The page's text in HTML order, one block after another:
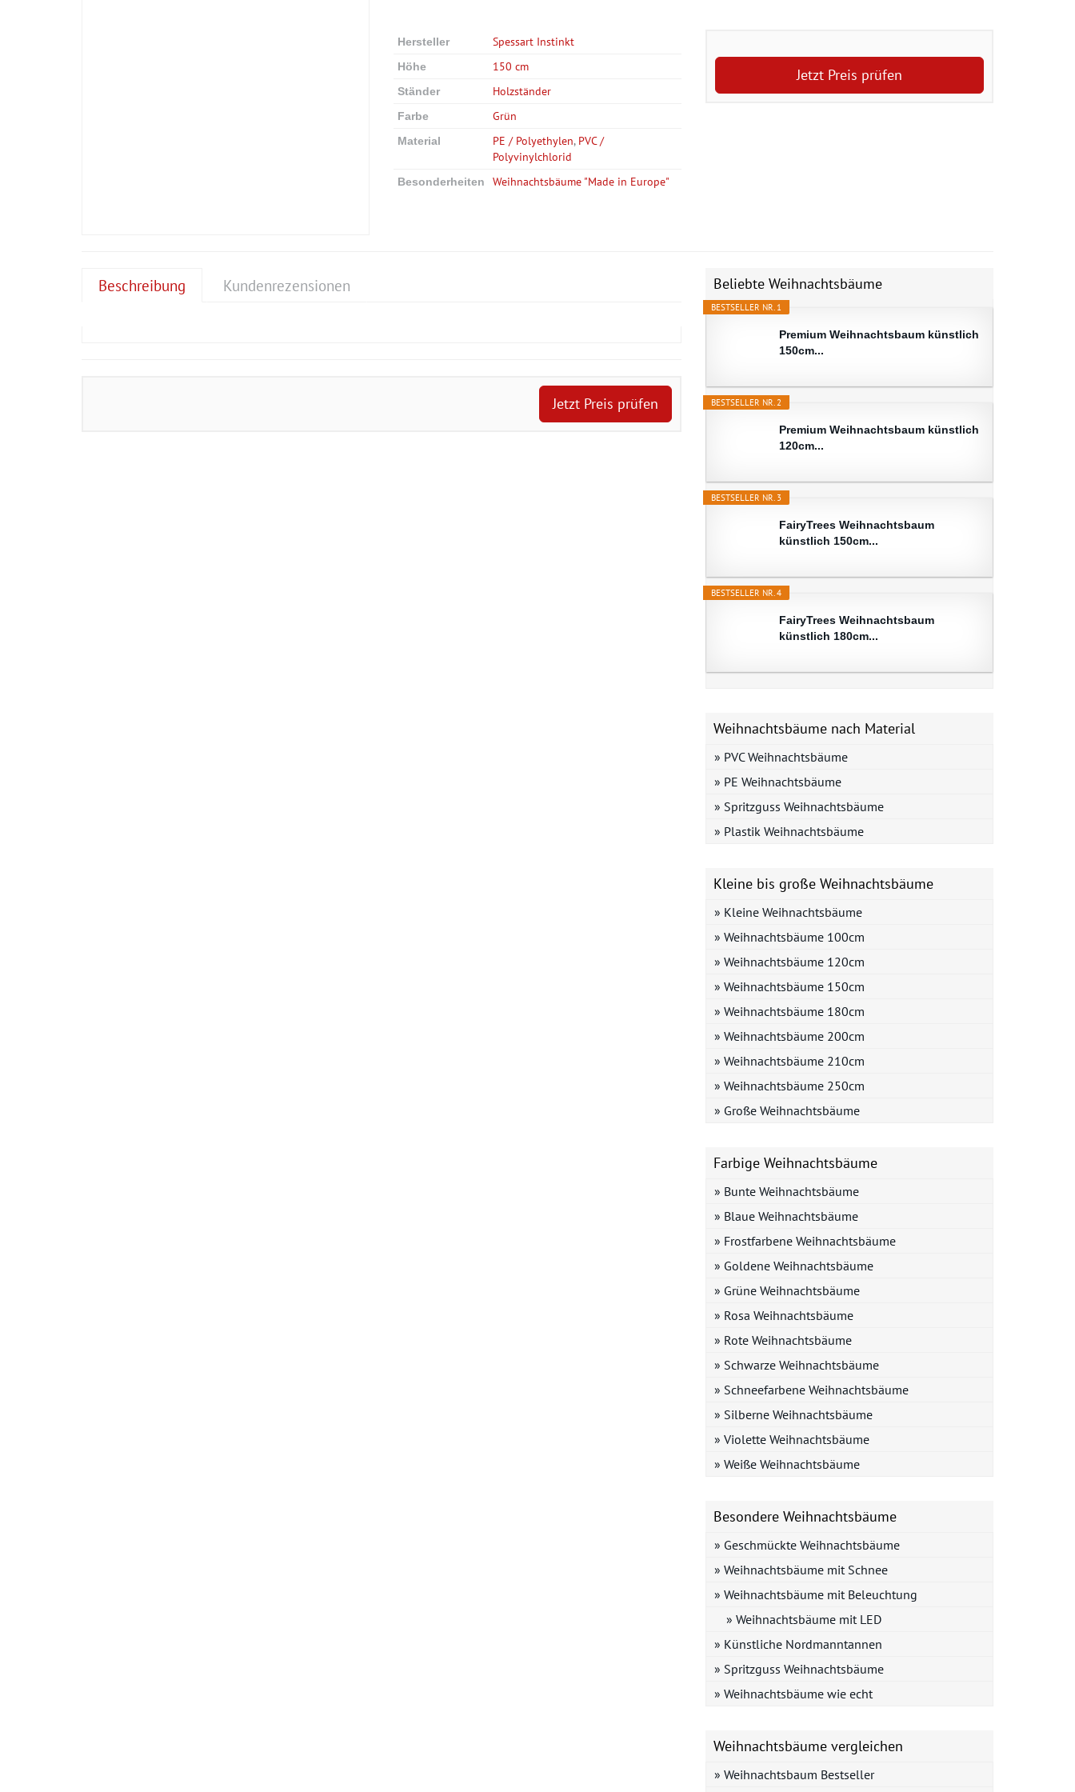
Jetzt Preis prüfen
Hersteller Spessart Instinkt
Höhe 150 cm
Ständer Holzständer
Farbe Grün
Material PE / Polyethylen, PVC /
Polyvinylchlorid
Besonderheiten Weihnachtsbäume "Made in Europe"
Beschreibung Kundenrezensionen
Jetzt Preis prüfen
Beliebte Weihnachtsbäume
BESTSELLER NR. 1
Premium Weihnachtsbaum künstlich
150cm...
BESTSELLER NR. 2
Premium Weihnachtsbaum künstlich
120cm...
BESTSELLER NR. 3
FairyTrees Weihnachtsbaum
künstlich 150cm...
BESTSELLER NR. 4
FairyTrees Weihnachtsbaum
künstlich 180cm...
Weihnachtsbäume nach Material
» PVC Weihnachtsbäume
» PE Weihnachtsbäume
» Spritzguss Weihnachtsbäume
» Plastik Weihnachtsbäume
Kleine bis große Weihnachtsbäume
» Kleine Weihnachtsbäume
» Weihnachtsbäume 100cm
» Weihnachtsbäume 120cm
» Weihnachtsbäume 150cm
» Weihnachtsbäume 180cm
» Weihnachtsbäume 200cm
» Weihnachtsbäume 210cm
» Weihnachtsbäume 250cm
» Große Weihnachtsbäume
Farbige Weihnachtsbäume
» Bunte Weihnachtsbäume
» Blaue Weihnachtsbäume
» Frostfarbene Weihnachtsbäume
» Goldene Weihnachtsbäume
» Grüne Weihnachtsbäume
» Rosa Weihnachtsbäume
» Rote Weihnachtsbäume
» Schwarze Weihnachtsbäume
» Schneefarbene Weihnachtsbäume
» Silberne Weihnachtsbäume
» Violette Weihnachtsbäume
» Weiße Weihnachtsbäume
Besondere Weihnachtsbäume
» Geschmückte Weihnachtsbäume
» Weihnachtsbäume mit Schnee
» Weihnachtsbäume mit Beleuchtung
» Weihnachtsbäume mit LED
» Künstliche Nordmanntannen
» Spritzguss Weihnachtsbäume
» Weihnachtsbäume wie echt
Weihnachtsbäume vergleichen
» Weihnachtsbaum Bestseller